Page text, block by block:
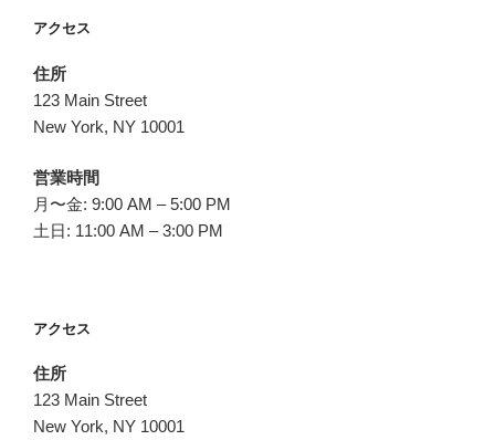
アクセス
住所
123 Main Street
New York, NY 10001
営業時間
月〜金: 9:00 AM – 5:00 PM
土日: 11:00 AM – 3:00 PM
アクセス
住所
123 Main Street
New York, NY 10001